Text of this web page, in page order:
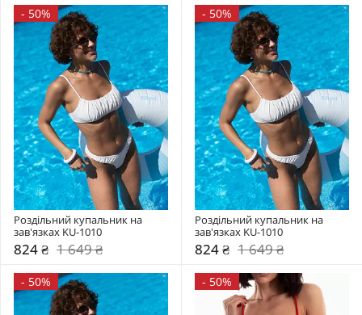
- 50%
Роздільний купальник на
зав'язках KU-1010
824 ₴ 1 649 ₴
- 50%
Роздільний купальник на
зав'язках KU-1010
824 ₴ 1 649 ₴
- 50% - 50%